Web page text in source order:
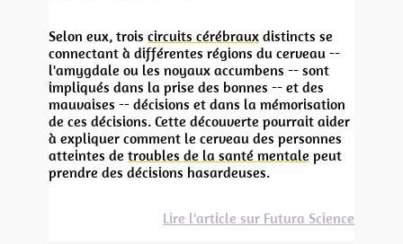
Selon eux, trois circuits cérébraux distincts se
connectant à différentes régions du cerveau --
l'amygdale ou les noyaux accumbens -- sont
impliqués dans la prise des bonnes -- et des
mauvaises -- décisions et dans la mémorisation
de ces décisions. Cette découverte pourrait aider
à expliquer comment le cerveau des personnes
atteintes de troubles de la santé mentale peut
prendre des décisions hasardeuses.
Lire l'article sur Futura Science